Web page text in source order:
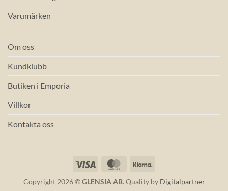
Varumärken
Om oss
Kundklubb
Butiken i Emporia
Villkor
Kontakta oss
Visa MasterCard
Copyright 2026 ©GLENSIA AB. Quality by Digitalpartner